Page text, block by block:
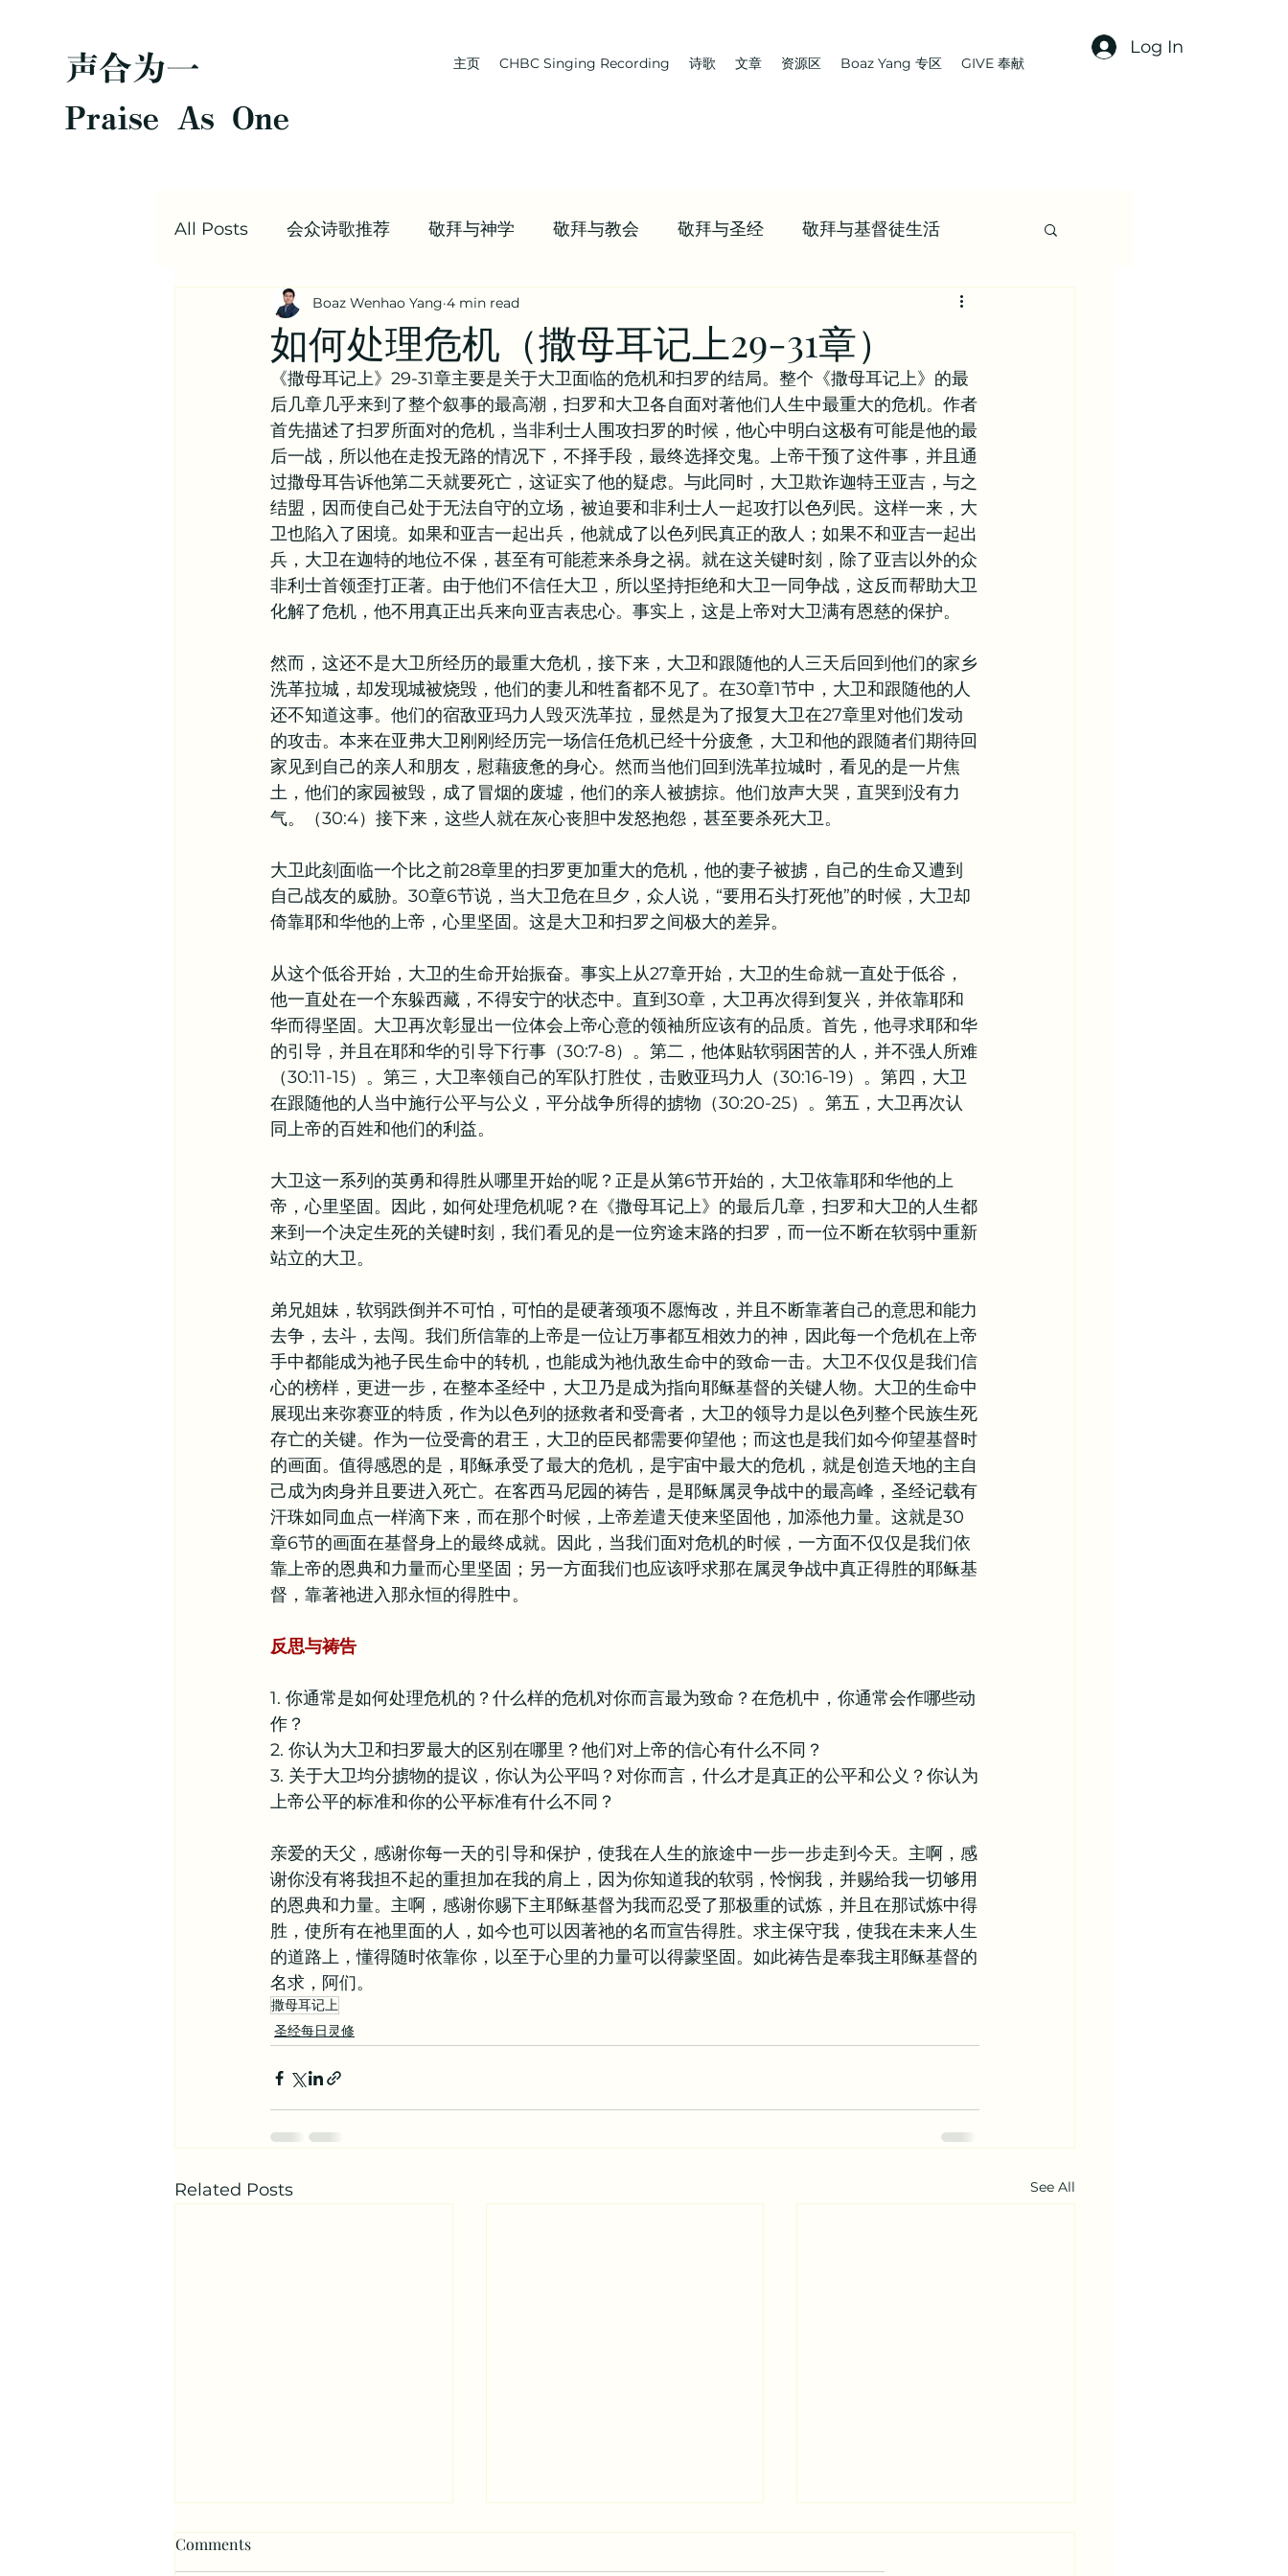
声合为一
Praise As One
主页 CHBC Singing Recording 诗歌 文章 资源区 Boaz Yang 专区 GIVE 奉献
Log In
All Posts 会众诗歌推荐 敬拜与神学 敬拜与教会 敬拜与圣经 敬拜与基督徒生活
圣经每日灵修 Boaz | 教会 | 学习牧养
值得阅读的文章合集 | 信仰资源 九标志案例研讨 | 信仰资源 值得观看的视频合集 | 信仰资源
其他信仰资源 异象谷 教牧问答 书籍推荐
如何处理危机（撒母耳记上29-31章）
Boaz Wenhao Yang 4 min read
《撒母耳记上》29-31章主要是关于大卫面临的危机和扫罗的结局。整个《撒母耳记上》的最
后几章几乎来到了整个叙事的最高潮，扫罗和大卫各自面对著他们人生中最重大的危机。作者
首先描述了扫罗所面对的危机，当非利士人围攻扫罗的时候，他心中明白这极有可能是他的最
后一战，所以他在走投无路的情况下，不择手段，最终选择交鬼。上帝干预了这件事，并且通
过撒母耳告诉他第二天就要死亡，这证实了他的疑虑。与此同时，大卫欺诈迦特王亚吉，与之
结盟，因而使自己处于无法自守的立场，被迫要和非利士人一起攻打以色列民。这样一来，大
卫也陷入了困境。如果和亚吉一起出兵，他就成了以色列民真正的敌人；如果不和亚吉一起出
兵，大卫在迦特的地位不保，甚至有可能惹来杀身之祸。就在这关键时刻，除了亚吉以外的众
非利士首领歪打正著。由于他们不信任大卫，所以坚持拒绝和大卫一同争战，这反而帮助大卫
化解了危机，他不用真正出兵来向亚吉表忠心。事实上，这是上帝对大卫满有恩慈的保护。
然而，这还不是大卫所经历的最重大危机，接下来，大卫和跟随他的人三天后回到他们的家乡
洗革拉城，却发现城被烧毁，他们的妻儿和牲畜都不见了。在30章1节中，大卫和跟随他的人
还不知道这事。他们的宿敌亚玛力人毁灭洗革拉，显然是为了报复大卫在27章里对他们发动
的攻击。本来在亚弗大卫刚刚经历完一场信任危机已经十分疲惫，大卫和他的跟随者们期待回
家见到自己的亲人和朋友，慰藉疲惫的身心。然而当他们回到洗革拉城时，看见的是一片焦
土，他们的家园被毁，成了冒烟的废墟，他们的亲人被掳掠。他们放声大哭，直哭到没有力
气。（30:4）接下来，这些人就在灰心丧胆中发怒抱怨，甚至要杀死大卫。
大卫此刻面临一个比之前28章里的扫罗更加重大的危机，他的妻子被掳，自己的生命又遭到
自己战友的威胁。30章6节说，当大卫危在旦夕，众人说，“要用石头打死他”的时候，大卫却
倚靠耶和华他的上帝，心里坚固。这是大卫和扫罗之间极大的差异。
从这个低谷开始，大卫的生命开始振奋。事实上从27章开始，大卫的生命就一直处于低谷，
他一直处在一个东躲西藏，不得安宁的状态中。直到30章，大卫再次得到复兴，并依靠耶和
华而得坚固。大卫再次彰显出一位体会上帝心意的领袖所应该有的品质。首先，他寻求耶和华
的引导，并且在耶和华的引导下行事（30:7-8）。第二，他体贴软弱困苦的人，并不强人所难
（30:11-15）。第三，大卫率领自己的军队打胜仗，击败亚玛力人（30:16-19）。第四，大卫
在跟随他的人当中施行公平与公义，平分战争所得的掳物（30:20-25）。第五，大卫再次认
同上帝的百姓和他们的利益。
大卫这一系列的英勇和得胜从哪里开始的呢？正是从第6节开始的，大卫依靠耶和华他的上
帝，心里坚固。因此，如何处理危机呢？在《撒母耳记上》的最后几章，扫罗和大卫的人生都
来到一个决定生死的关键时刻，我们看见的是一位穷途末路的扫罗，而一位不断在软弱中重新
站立的大卫。
弟兄姐妹，软弱跌倒并不可怕，可怕的是硬著颈项不愿悔改，并且不断靠著自己的意思和能力
去争，去斗，去闯。我们所信靠的上帝是一位让万事都互相效力的神，因此每一个危机在上帝
手中都能成为祂子民生命中的转机，也能成为祂仇敌生命中的致命一击。大卫不仅仅是我们信
心的榜样，更进一步，在整本圣经中，大卫乃是成为指向耶稣基督的关键人物。大卫的生命中
展现出来弥赛亚的特质，作为以色列的拯救者和受膏者，大卫的领导力是以色列整个民族生死
存亡的关键。作为一位受膏的君王，大卫的臣民都需要仰望他；而这也是我们如今仰望基督时
的画面。值得感恩的是，耶稣承受了最大的危机，是宇宙中最大的危机，就是创造天地的主自
己成为肉身并且要进入死亡。在客西马尼园的祷告，是耶稣属灵争战中的最高峰，圣经记载有
汗珠如同血点一样滴下来，而在那个时候，上帝差遣天使来坚固他，加添他力量。这就是30
章6节的画面在基督身上的最终成就。因此，当我们面对危机的时候，一方面不仅仅是我们依
靠上帝的恩典和力量而心里坚固；另一方面我们也应该呼求那在属灵争战中真正得胜的耶稣基
督，靠著祂进入那永恒的得胜中。
反思与祷告
1. 你通常是如何处理危机的？什么样的危机对你而言最为致命？在危机中，你通常会作哪些动
作？
2. 你认为大卫和扫罗最大的区别在哪里？他们对上帝的信心有什么不同？
3. 关于大卫均分掳物的提议，你认为公平吗？对你而言，什么才是真正的公平和公义？你认为
上帝公平的标准和你的公平标准有什么不同？
亲爱的天父，感谢你每一天的引导和保护，使我在人生的旅途中一步一步走到今天。主啊，感
谢你没有将我担不起的重担加在我的肩上，因为你知道我的软弱，怜悯我，并赐给我一切够用
的恩典和力量。主啊，感谢你赐下主耶稣基督为我而忍受了那极重的试炼，并且在那试炼中得
胜，使所有在祂里面的人，如今也可以因著祂的名而宣告得胜。求主保守我，使我在未来人生
的道路上，懂得随时依靠你，以至于心里的力量可以得蒙坚固。如此祷告是奉我主耶稣基督的
名求，阿们。
撒母耳记上
圣经每日灵修
Related Posts See All
Comments